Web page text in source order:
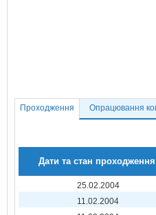
Проходження Опрацювання
Дати та стан
25.02.2004
11.02.2004